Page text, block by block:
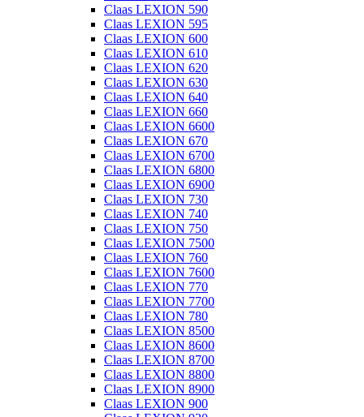
Claas LEXION 590
Claas LEXION 595
Claas LEXION 600
Claas LEXION 610
Claas LEXION 620
Claas LEXION 630
Claas LEXION 640
Claas LEXION 660
Claas LEXION 6600
Claas LEXION 670
Claas LEXION 6700
Claas LEXION 6800
Claas LEXION 6900
Claas LEXION 730
Claas LEXION 740
Claas LEXION 750
Claas LEXION 7500
Claas LEXION 760
Claas LEXION 7600
Claas LEXION 770
Claas LEXION 7700
Claas LEXION 780
Claas LEXION 8500
Claas LEXION 8600
Claas LEXION 8700
Claas LEXION 8800
Claas LEXION 8900
Claas LEXION 900